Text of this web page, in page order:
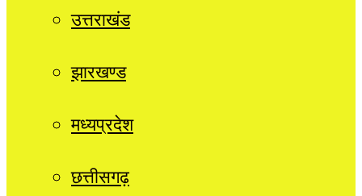
उत्तराखंड
झारखण्ड
मध्यप्रदेश
छत्तीसगढ़